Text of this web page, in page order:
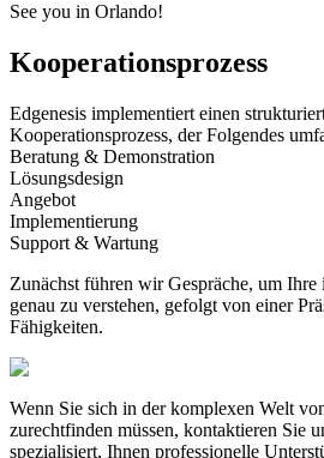
See you in Orlando!
Kooperationsprozess
Edgenesis implementiert einen
Kooperationsprozess, der Folgendes
Beratung & Demonstration
Lösungsdesign
Angebot
Implementierung
Support & Wartung
Zunächst führen wir Gespräche, um
genau zu verstehen, gefolgt von einer
Fähigkeiten.
Wenn Sie sich in der komplexen Welt
zurechtfinden müssen, kontaktieren Sie
spezialisiert, Ihnen professionelle